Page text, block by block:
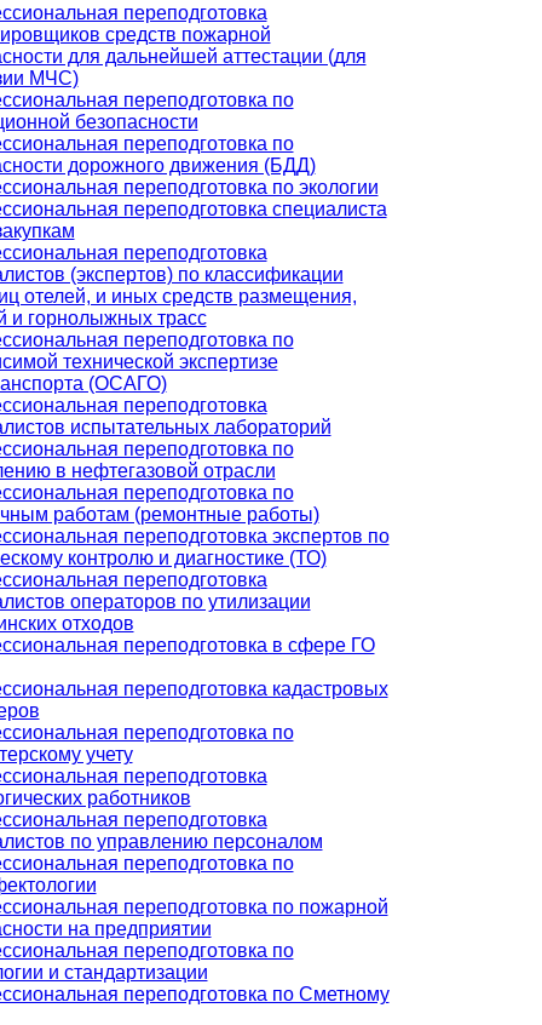
переподготовка
средств пожарной
для дальнейшей аттестации (для
МЧС)
переподготовка по
безопасности
переподготовка по
дорожного движения (БДД)
переподготовка по экологии
переподготовка специалиста
переподготовка
(экспертов) по классификации
отелей, и иных средств размещения,
и горнолыжных трасс
переподготовка по
технической экспертизе
(ОСАГО)
переподготовка
испытательных лабораторий
переподготовка по
в нефтегазовой отрасли
переподготовка по
работам (ремонтные работы)
переподготовка экспертов по
контролю и диагностике (ТО)
переподготовка
операторов по утилизации
отходов
переподготовка в сфере ГО
переподготовка кадастровых
переподготовка по
учету
переподготовка
работников
переподготовка
по управлению персоналом
переподготовка по
переподготовка по пожарной
на предприятии
переподготовка по
и стандартизации
переподготовка по Сметному